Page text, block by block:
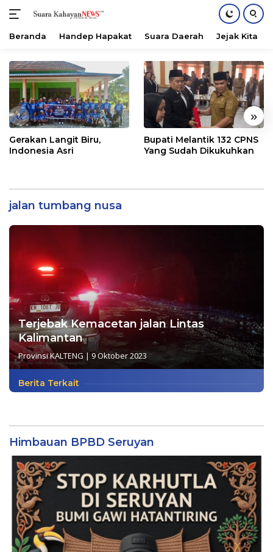
konten
Beranda Handep Hapakat Suara Daerah Jejak Kita
« »
Gerakan Langit Biru,
Indonesia Asri
Bupati Melantik 132 CPNS
Yang Sudah Dikukuhkan
jalan tumbang nusa
Terjebak Kemacetan jalan Lintas
Kalimantan
Provinsi KALTENG | 9 Oktober 2023
Berita Terkait
Himbauan BPBD Seruyan